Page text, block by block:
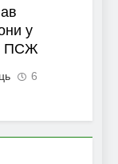
у
ПСЖ
6